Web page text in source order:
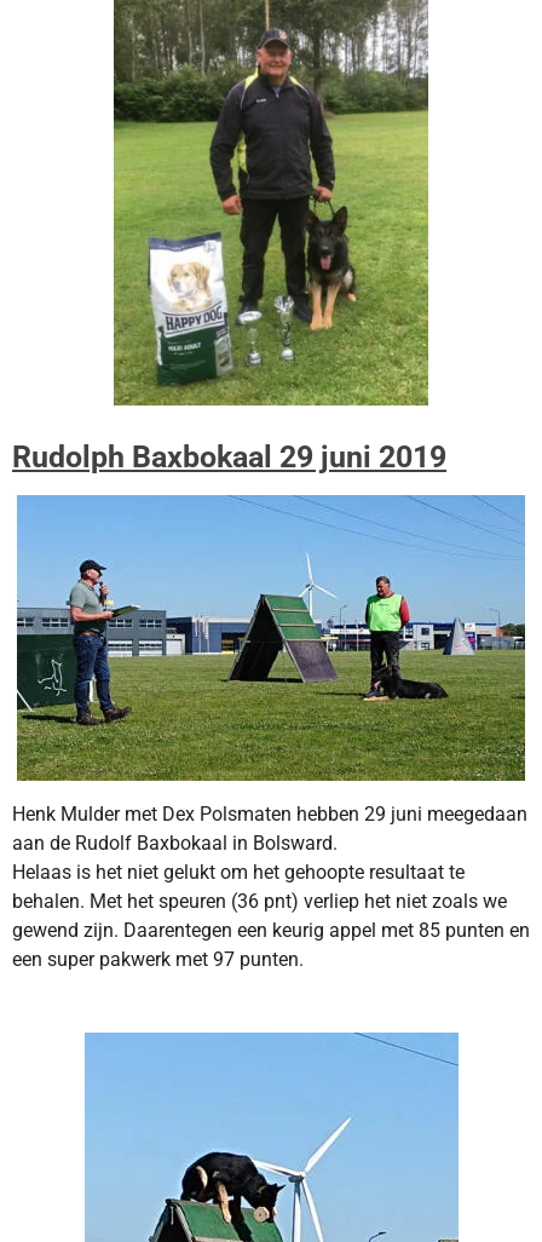
Rudolph Baxbokaal 29 juni 2019
Henk Mulder met Dex Polsmaten hebben 29 juni meegedaan
aan de Rudolf Baxbokaal in Bolsward.
Helaas is het niet gelukt om het gehoopte resultaat te
behalen. Met het speuren (36 pnt) verliep het niet zoals we
gewend zijn. Daarentegen een keurig appel met 85 punten en
een super pakwerk met 97 punten.